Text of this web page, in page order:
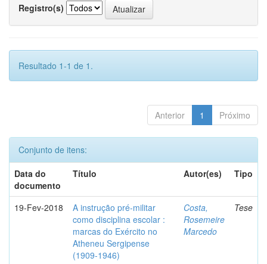
Registro(s)
Resultado 1-1 de 1.
Anterior 1 Próximo
Conjunto de itens:
Data do
documento
Título Autor(es) Tipo
19-Fev-2018
A instrução pré-militar
como disciplina escolar :
marcas do Exército no
Atheneu Sergipense
(1909-1946)
Costa,
Rosemeire
Marcedo
Tese